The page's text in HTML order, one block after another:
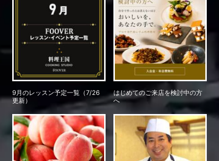
9月のレッスン予定一覧（7/26
更新）
はじめてのご来店を検討中の方
へ